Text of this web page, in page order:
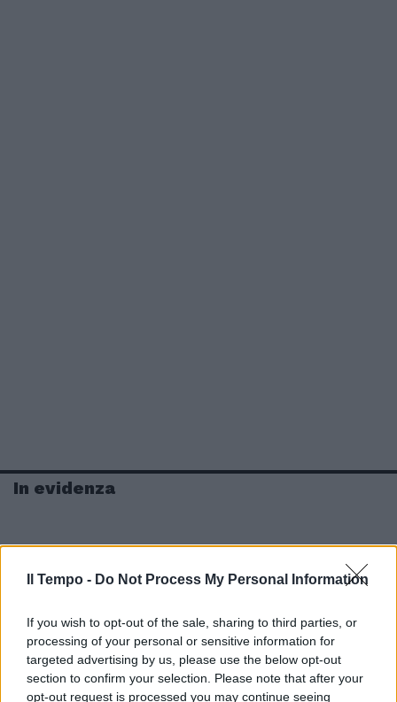
Il Tempo - Do Not Process My Personal Information
If you wish to opt-out of the sale, sharing to third parties, or
processing of your personal or sensitive information for
targeted advertising by us, please use the below opt-out
section to confirm your selection. Please note that after your
opt-out request is processed you may continue seeing
In evidenza